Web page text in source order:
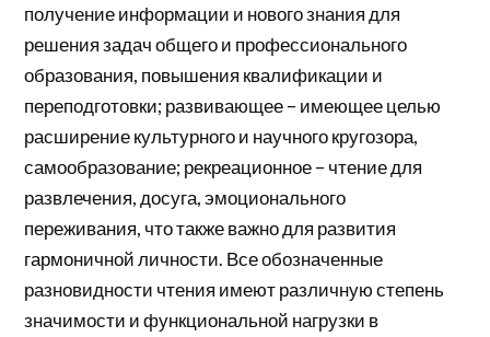
получение информации и нового знания для
решения задач общего и профессионального
образования, повышения квалификации и
переподготовки; развивающее – имеющее целью
расширение культурного и научного кругозора,
самообразование; рекреационное – чтение для
развлечения, досуга, эмоционального
переживания, что также важно для развития
гармоничной личности. Все обозначенные
разновидности чтения имеют различную степень
значимости и функциональной нагрузки в